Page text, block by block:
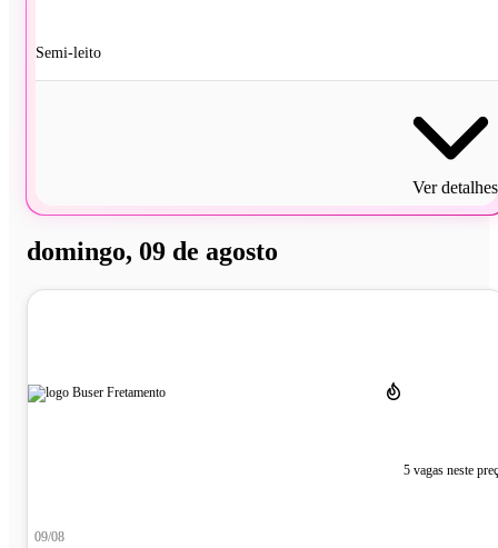
Semi-leito
Ver detalhes
domingo, 09 de agosto
5 vagas neste
09/08